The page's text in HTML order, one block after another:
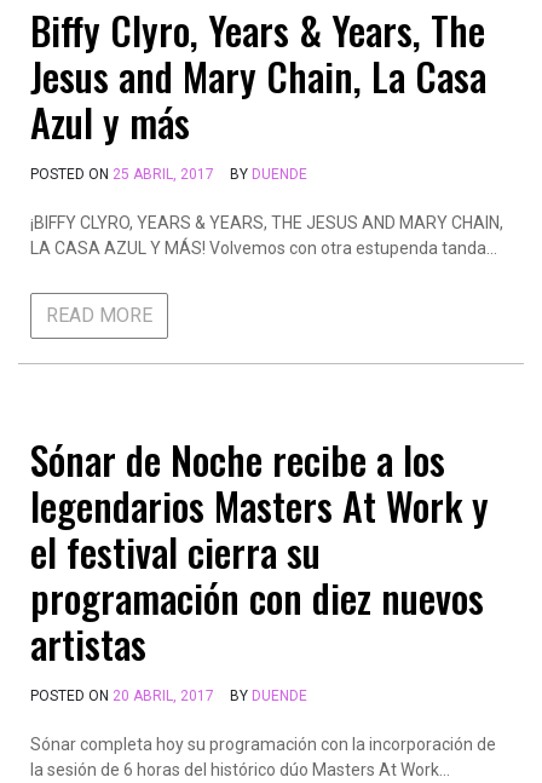
Biffy Clyro, Years & Years, The
Jesus and Mary Chain, La Casa
Azul y más
POSTED ON 25 ABRIL, 2017 BY DUENDE
¡BIFFY CLYRO, YEARS & YEARS, THE JESUS AND MARY CHAIN,
LA CASA AZUL Y MÁS! Volvemos con otra estupenda tanda…
READ MORE
Sónar de Noche recibe a los
legendarios Masters At Work y
el festival cierra su
programación con diez nuevos
artistas
POSTED ON 20 ABRIL, 2017 BY DUENDE
Sónar completa hoy su programación con la incorporación de
la sesión de 6 horas del histórico dúo Masters At Work…